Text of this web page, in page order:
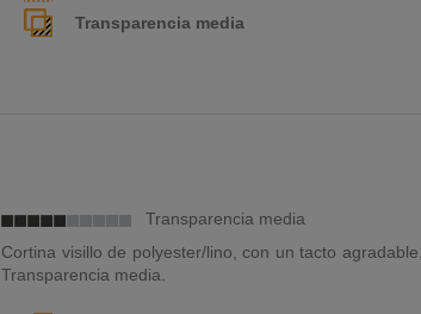
Transparencia media
Transparencia media
Cortina visillo de polyester/lino, con un tacto
Transparencia media.